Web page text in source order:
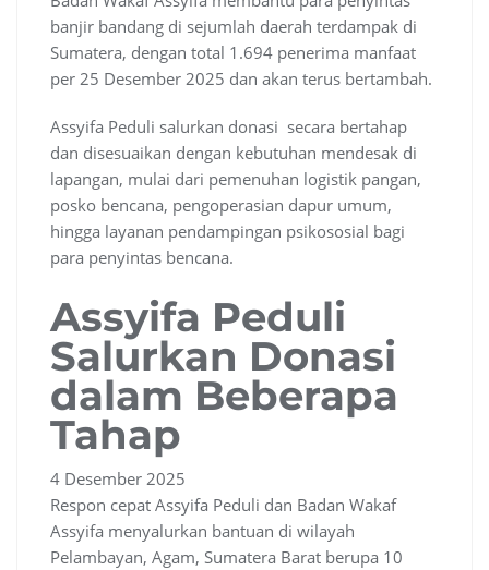
banjir bandang di sejumlah daerah terdampak di
Sumatera, dengan total 1.694 penerima manfaat
per 25 Desember 2025 dan akan terus bertambah.
Assyifa Peduli salurkan donasi secara bertahap
dan disesuaikan dengan kebutuhan mendesak di
lapangan, mulai dari pemenuhan logistik pangan,
posko bencana, pengoperasian dapur umum,
hingga layanan pendampingan psikososial bagi
para penyintas bencana.
Assyifa Peduli
Salurkan Donasi
dalam Beberapa
Tahap
4 Desember 2025
Respon cepat Assyifa Peduli dan Badan Wakaf
Assyifa menyalurkan bantuan di wilayah
Pelambayan, Agam, Sumatera Barat berupa 10